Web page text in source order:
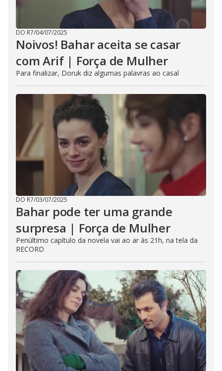
DO R7/04/07/2025
Noivos! Bahar aceita se casar
com Arif | Força de Mulher
Para finalizar, Doruk diz algumas palavras ao casal
DO R7/03/07/2025
Bahar pode ter uma grande
surpresa | Força de Mulher
Penúltimo capítulo da novela vai ao ar às 21h, na tela da
RECORD